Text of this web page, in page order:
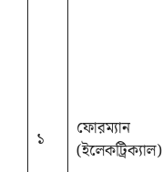
১
ফোরম্যান
(ইলেকট্রিক্যাল)